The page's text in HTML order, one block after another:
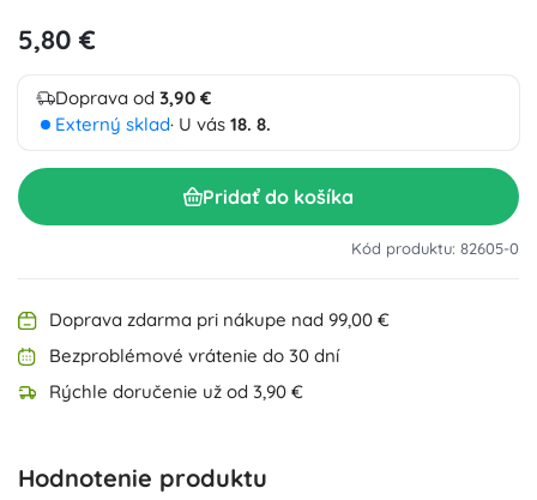
5,80 €
Doprava od 3,90 €
Externý sklad· U vás 18. 8.
Pridať do košíka
Kód produktu: 82605-0
Doprava zdarma pri nákupe nad 99,00 €
Bezproblémové vrátenie do 30 dní
Rýchle doručenie už od 3,90 €
Hodnotenie produktu